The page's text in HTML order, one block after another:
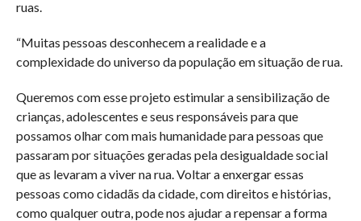
ruas.
“Muitas pessoas desconhecem a realidade e a
complexidade do universo da população em situação de rua.
Queremos com esse projeto estimular a sensibilização de
crianças, adolescentes e seus responsáveis para que
possamos olhar com mais humanidade para pessoas que
passaram por situações geradas pela desigualdade social
que as levaram a viver na rua. Voltar a enxergar essas
pessoas como cidadãs da cidade, com direitos e histórias,
como qualquer outra, pode nos ajudar a repensar a forma